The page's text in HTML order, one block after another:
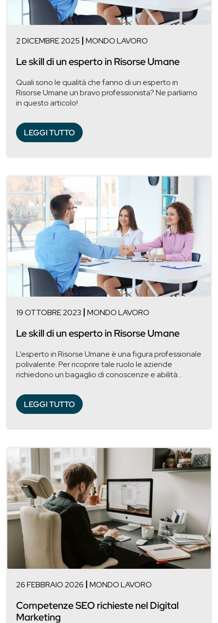
2 DICEMBRE 2025 MONDO LAVORO
Le skill di un esperto in Risorse Umane
Quali sono le qualità che fanno di un esperto in
Risorse Umane un bravo professionista? Ne parliamo
in questo articolo!
LEGGI TUTTO
19 OTTOBRE 2023 MONDO LAVORO
Le skill di un esperto in Risorse Umane
L’esperto in Risorse Umane è una figura professionale
polivalente. Per ricoprire tale ruolo le aziende
richiedono un bagaglio di conoscenze e abilità...
LEGGI TUTTO
26 FEBBRAIO 2026 MONDO LAVORO
Competenze SEO richieste nel Digital
Marketing